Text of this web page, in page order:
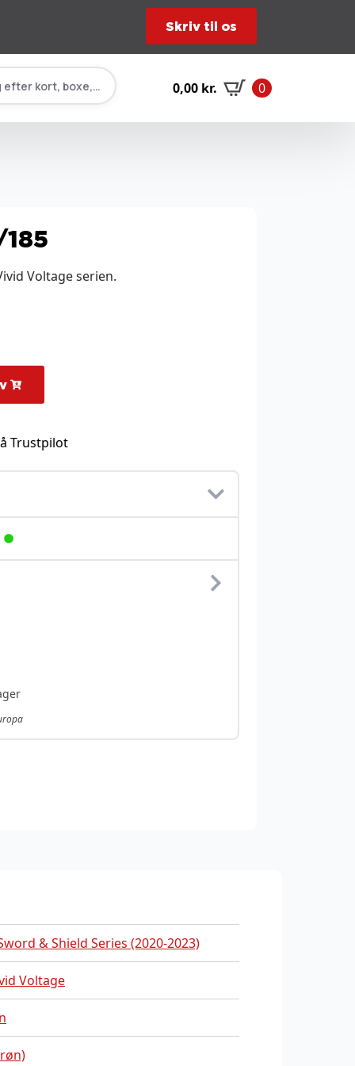
Skriv til os
efter kort, boxe, tilbehør… 0,00 kr. 0
Voltage serien.
Trustpilot
& Shield Series (2020-2023)
Voltage